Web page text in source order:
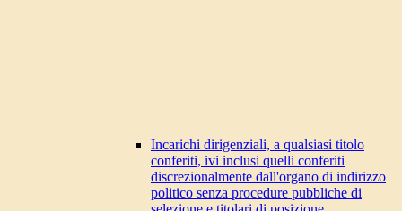
Incarichi dirigenziali, a qualsiasi titolo
conferiti, ivi inclusi quelli conferiti
discrezionalmente dall'organo di indirizzo
politico senza procedure pubbliche di